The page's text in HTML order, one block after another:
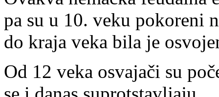
pa su u 10. veku pokoreni
do kraja veka bila je
Od 12 veka osvajači su